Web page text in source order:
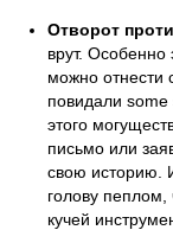
Отворот
врут. Особенно
можно отнести
повидали
этого
письмо или
свою историю.
голову пеплом,
кучей